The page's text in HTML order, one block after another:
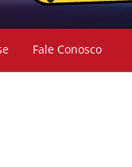
Fale Conosco